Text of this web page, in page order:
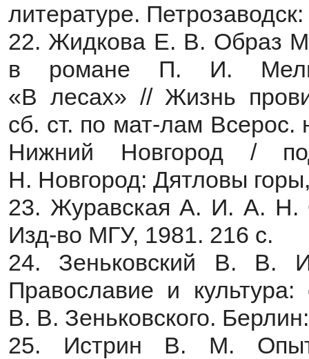
литературе.
22. Жидкова Е. В. Образ
в романе П. И.
«В лесах» // Жизнь
сб. ст. по мат-лам Всерос.
Нижний Новгород /
Н. Новгород: Дятловы
23. Журавская А. И. А. Н.
Изд-во МГУ, 1981. 216 с.
24. Зеньковский В. В.
Православие и
В. В. Зеньковского.
25. Истрин В. М. Опыт